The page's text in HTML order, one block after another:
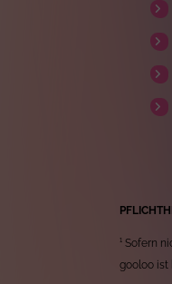
¹ Sofern
gooloo ist